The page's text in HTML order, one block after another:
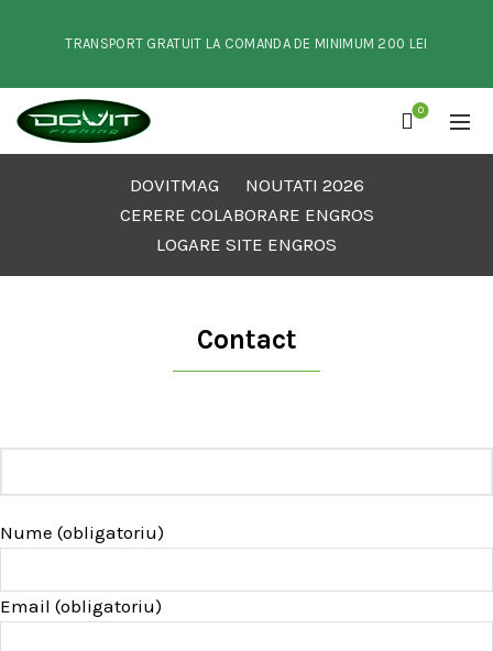
TRANSPORT GRATUIT LA COMANDA DE MINIMUM 200 LEI
0
DOVITMAG
NOUTATI 2026
CERERE COLABORARE ENGROS
LOGARE SITE ENGROS
Contact
Nume (obligatoriu)
Email (obligatoriu)